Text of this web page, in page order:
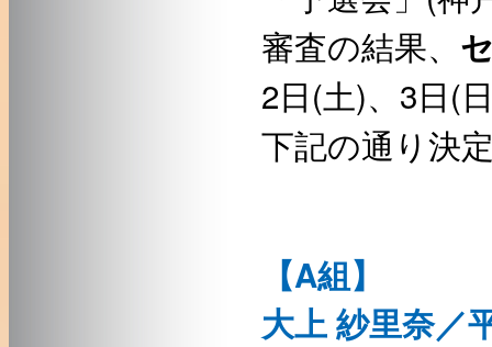
審査の結果、
2日(土)、3日(
下記の通り決
【A組】
大上 紗里奈／